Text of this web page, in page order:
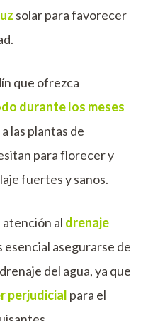
solar para favorecer
que ofrezca
durante los meses
las plantas de
para florecer y
fuertes y sanos.
atención al drenaje
esencial asegurarse de
del agua, ya que
perjudicial para el